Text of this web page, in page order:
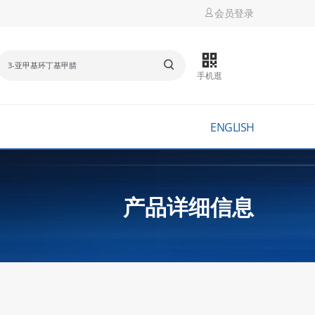
会员登录
手机逛
ENGLISH
产品详细信息